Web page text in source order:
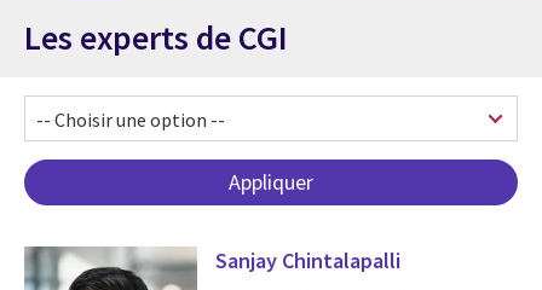
Les experts de CGI
Sanjay Chintalapalli